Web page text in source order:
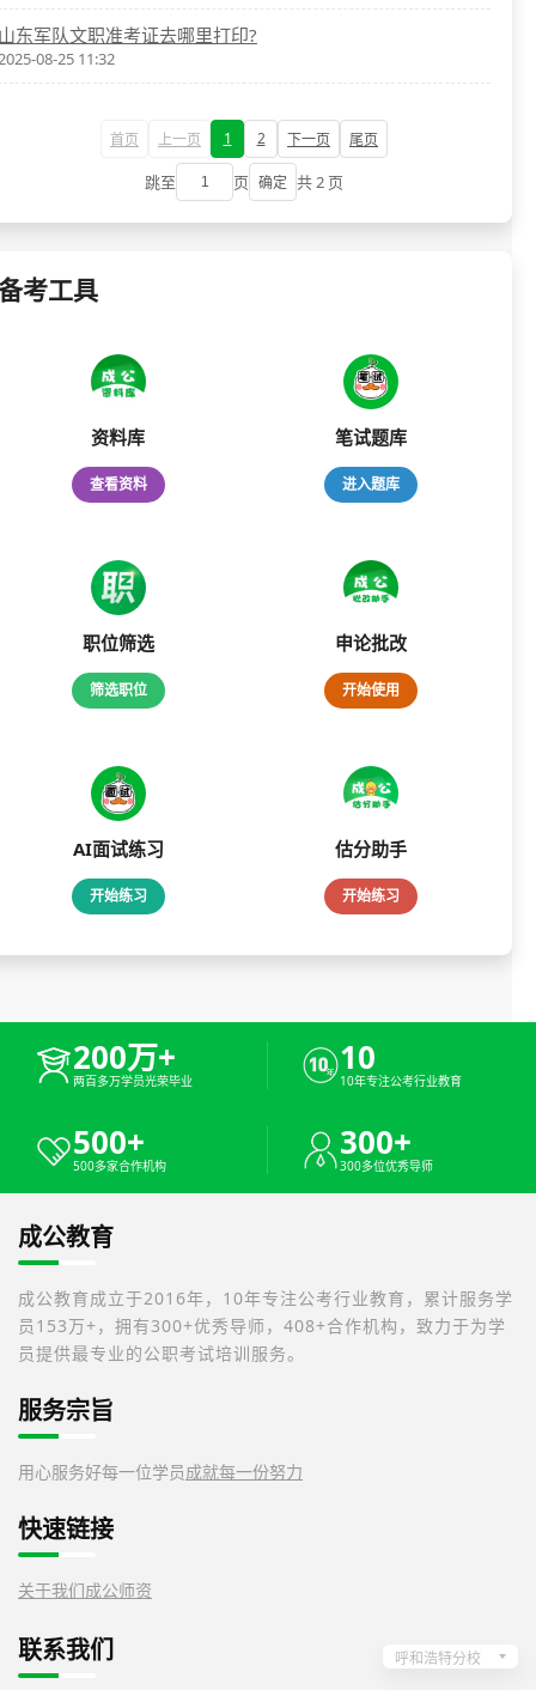
东军队文职准考证去哪里打印?
08-25 11:32
首页 上一页 1 2 下一页 尾页
跳至 页 确定 共 2 页
考工具
资料库
查看资料
笔试题库
进入题库
职位筛选
筛选职位
申论批改
开始使用
AI面试练习
开始练习
估分助手
开始练习
200万+
两百多万学员光荣毕业
10
10年专注公考行业教育
500+
500多家合作机构
300+
300多位优秀导师
成公教育
成公教育成立于2016年，10年专注公考行业教育，累计服务学
员153万+，拥有300+优秀导师，408+合作机构，致力于为学
员提供最专业的公职考试培训服务。
服务宗旨
用心服务好每一位学员成就每一份努力
快速链接
关于我们成公师资
联系我们 呼和浩特分校